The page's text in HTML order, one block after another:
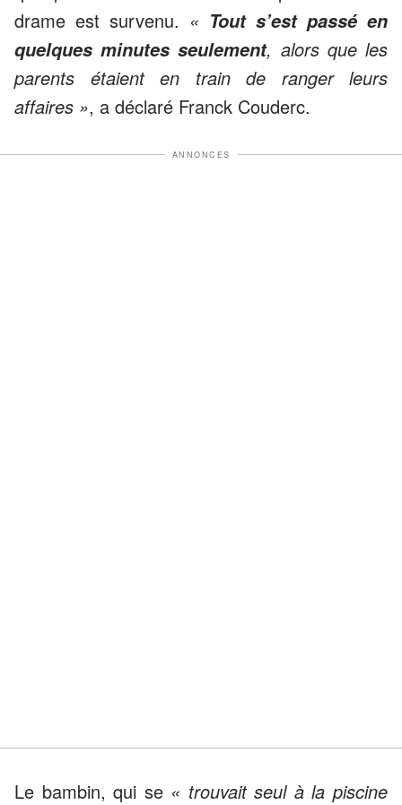
drame est survenu. « Tout s’est passé en
quelques minutes seulement, alors que les
parents étaient en train de ranger leurs
affaires », a déclaré Franck Couderc.
ANNONCES
Le bambin, qui se « trouvait seul à la piscine